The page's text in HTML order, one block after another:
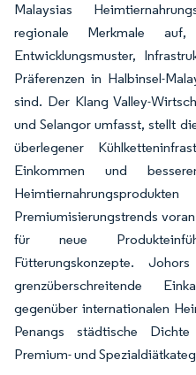
Malaysias
regionale Merkmale
Entwicklungsmuster,
Präferenzen in Halbinsel-
sind. Der Klang Valley-
und Selangor umfasst, stellt
überlegener
Einkommen und
Premiumisierungstrends
für neue
Fütterungskonzepte.
grenzüberschreitende
gegenüber internationalen
Penangs städtische Dichte
Premium- und